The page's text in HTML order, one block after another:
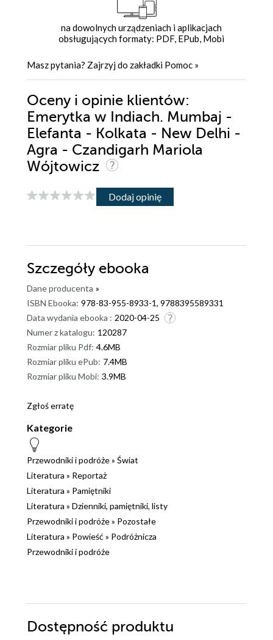
na dowolnych urządzeniach i aplikacjach
obsługujących formaty: PDF, EPub, Mobi
Masz pytania? Zajrzyj do zakładki Pomoc »
Oceny i opinie klientów:
Emerytka w Indiach. Mumbaj -
Elefanta - Kolkata - New Delhi -
Agra - Czandigarh Mariola
Wójtowicz
Dodaj opinię
Szczegóły ebooka
Dane producenta »
ISBN Ebooka: 978-83-955-8933-1, 9788395589331
Data wydania ebooka : 2020-04-25
Numer z katalogu: 120287
Rozmiar pliku Pdf: 4.6MB
Rozmiar pliku ePub: 7.4MB
Rozmiar pliku Mobi: 3.9MB
Zgłoś erratę
Kategorie
Przewodniki i podróże» Świat
Literatura » Reportaż
Literatura » Pamiętniki
Literatura » Dzienniki, pamiętniki, listy
Przewodniki i podróże» Pozostałe
Literatura » Powieść » Podróżnicza
Przewodniki i podróże
Dostępność produktu